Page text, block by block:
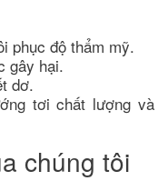
phục độ thẩm mỹ.
gây hại.
dơ.
tơi chất lượng và
chúng tôi